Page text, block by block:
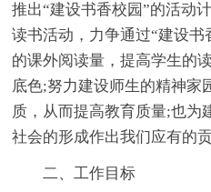
推出“建设书香校园”的活动
读书活动，力争通过“建设书
的课外阅读量，提高学生的
底色;努力建设师生的精神家
质，从而提高教育质量;也为
社会的形成作出我们应有的贡
二、工作目标